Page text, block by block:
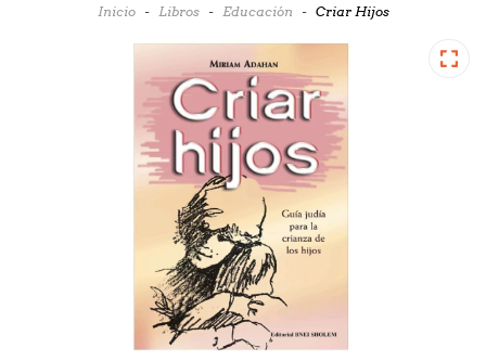
Inicio - Libros - Educación - Criar Hijos